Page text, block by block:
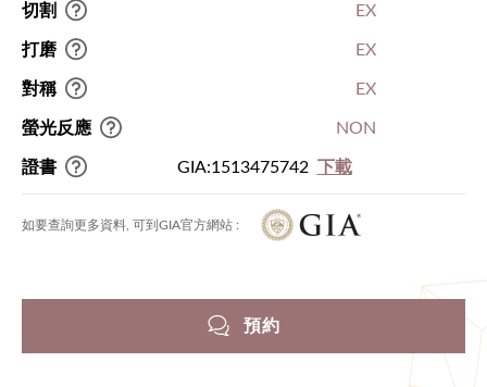
切割 EX
打磨 EX
對稱 EX
螢光反應 NON
證書 GIA:1513475742 下載
如要查詢更多資料, 可到GIA官方網站 :
預約